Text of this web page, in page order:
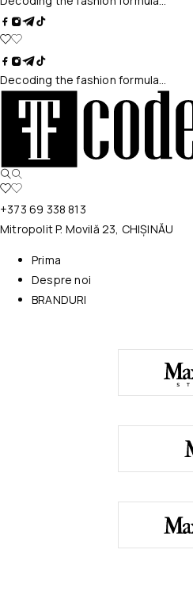
Decoding the fashion formula…
+373 69 338 813
Mitropolit P. Movilă 23, CHIȘINĂU
Prima
Despre noi
BRANDURI